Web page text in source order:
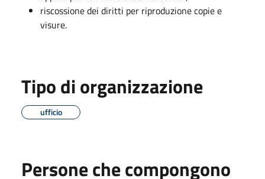
riscossione dei diritti per riproduzione copie e
visure.
Tipo di organizzazione
ufficio
Persone che compongono